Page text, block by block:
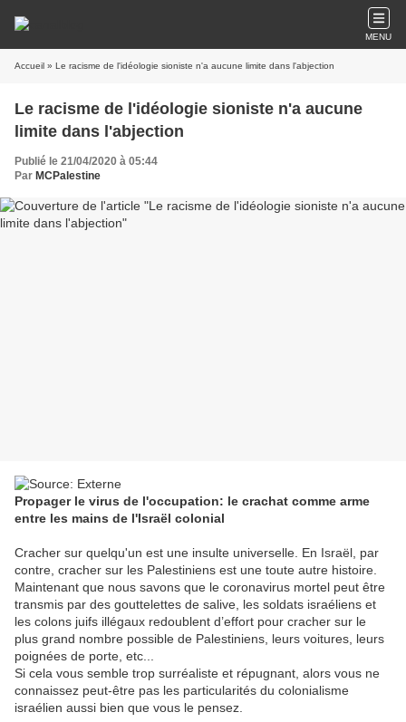
MENU
Accueil » Le racisme de l'idéologie sioniste n'a aucune limite dans l'abjection
Le racisme de l'idéologie sioniste n'a aucune
limite dans l'abjection
Publié le 21/04/2020 à 05:44
Par MCPalestine
Propager le virus de l'occupation: le crachat comme arme
entre les mains de l'Israël colonial
Cracher sur quelqu'un est une insulte universelle. En Israël, par
contre, cracher sur les Palestiniens est une toute autre histoire.
Maintenant que nous savons que le coronavirus mortel peut être
transmis par des gouttelettes de salive, les soldats israéliens et
les colons juifs illégaux redoublent d’effort pour cracher sur le
plus grand nombre possible de Palestiniens, leurs voitures, leurs
poignées de porte, etc...
Si cela vous semble trop surréaliste et répugnant, alors vous ne
connaissez peut-être pas les particularités du colonialisme
israélien aussi bien que vous le pensez.